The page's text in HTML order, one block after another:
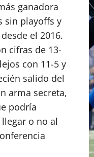
ganadora
sin playoffs y
el 2016.
cifras de 13-
con 11-5 y
salido del
arma secreta,
podría
o no al